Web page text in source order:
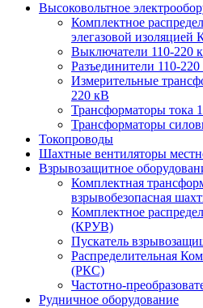
Высоковольтное
Комплектное
элегазовой изоляцией
Выключатели 110-220
Разъединители 110-
Измерительные
220 кВ
Трансформаторы тока
Трансформаторы
Токопроводы
Шахтные вентиляторы
Взрывозащитное
Комплектная
взрывобезопасная
Комплектное
(КРУВ)
Пускатель
Распределительная
(РКС)
Частотно-
Рудничное оборудование